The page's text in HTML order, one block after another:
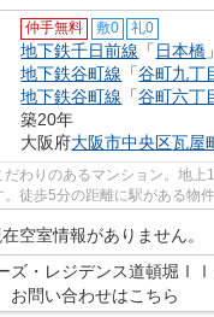
仲手無料 敷0 礼0
地下鉄千日前線 「 日本橋
地下鉄谷町線 「谷町九丁
地下鉄谷町線 「谷町六丁
築20年
大阪府大阪市中央区瓦屋
わりのあるマンション。地上
徒歩5分の距離に駅がある物
空室情報がありません。
ーズ・レジデンス道頓堀
お問い合わせはこちら